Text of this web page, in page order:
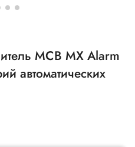
MCB MX Alarm
автоматических